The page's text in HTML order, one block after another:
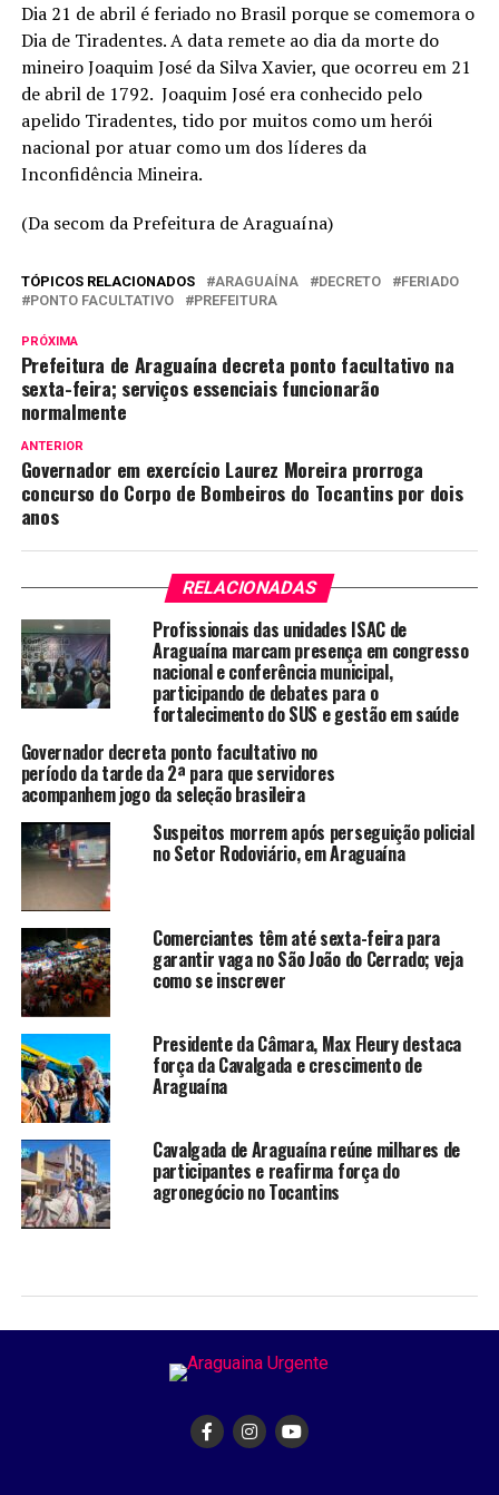
Dia 21 de abril é feriado no Brasil porque se comemora o
Dia de Tiradentes. A data remete ao dia da morte do
mineiro Joaquim José da Silva Xavier, que ocorreu em 21
de abril de 1792. Joaquim José era conhecido pelo
apelido Tiradentes, tido por muitos como um herói
nacional por atuar como um dos líderes da
Inconfidência Mineira.
(Da secom da Prefeitura de Araguaína)
TÓPICOS RELACIONADOS ARAGUAÍNA DECRETO
FERIADO
PONTO FACULTATIVO
PREFEITURA
PRÓXIMA
Prefeitura de Araguaína decreta ponto facultativo na
sexta-feira; serviços essenciais funcionarão
normalmente
ANTERIOR
Governador em exercício Laurez Moreira prorroga
concurso do Corpo de Bombeiros do Tocantins por dois
anos
RELACIONADAS
Profissionais das unidades ISAC de
Araguaína marcam presença em congresso
nacional e conferência municipal,
participando de debates para o
fortalecimento do SUS e gestão em saúde
Governador decreta ponto facultativo no
período da tarde da 2ª para que servidores
acompanhem jogo da seleção brasileira
Suspeitos morrem após perseguição policial
no Setor Rodoviário, em Araguaína
Comerciantes têm até sexta-feira para
garantir vaga no São João do Cerrado; veja
como se inscrever
Presidente da Câmara, Max Fleury destaca
força da Cavalgada e crescimento de
Araguaína
Cavalgada de Araguaína reúne milhares de
participantes e reafirma força do
agronegócio no Tocantins